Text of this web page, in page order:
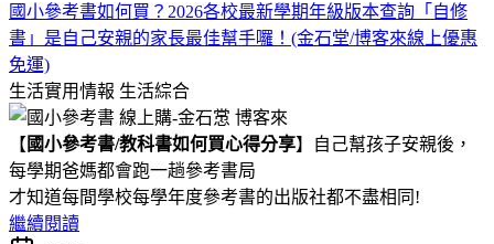
國小參考書如何買？2026各校最新學期年級版本查詢「自修
書」是自己安親的家長最佳幫手囉！(金石堂/博客來線上優惠
免運)
生活實用情報 生活綜合
【 國小參考書/教科書如何買心得分享】自己幫孩子安親後，
每學期爸媽都會跑一趟參考書局
才知道每間學校每學年度參考書的出版社都不盡相同!
繼續閱讀